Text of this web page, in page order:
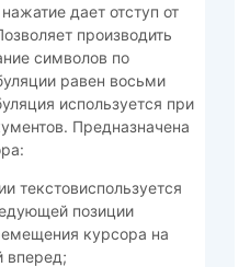
дает отступ от
производить
символов по
равен восьми
используется при
Предназначена
текстовиспользуется
позиции
курсора на
вперед;